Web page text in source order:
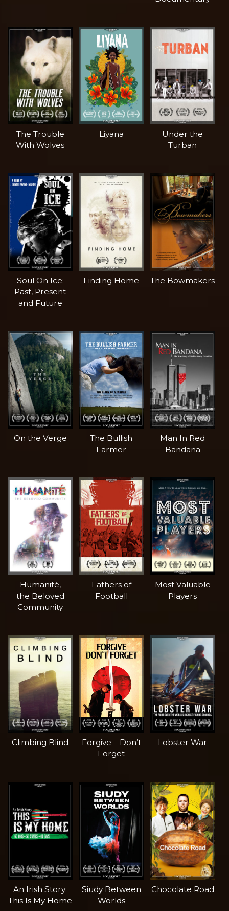
The Trouble
With Wolves
Liyana
Under the
Turban
Soul On Ice:
Past, Present
and Future
Finding Home The Bowmakers
On the Verge
The Bullish
Farmer
Man In Red
Bandana
Humanité,
the Beloved
Community
Fathers of
Football
Most Valuable
Players
Climbing Blind
Forgive – Don’t
Forget
Lobster War
An Irish Story:
This Is My Home
Siudy Between
Worlds
Chocolate Road